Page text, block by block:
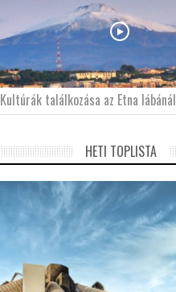
Kultúrák találkozása az Etna lábánál
HETI TOPLISTA